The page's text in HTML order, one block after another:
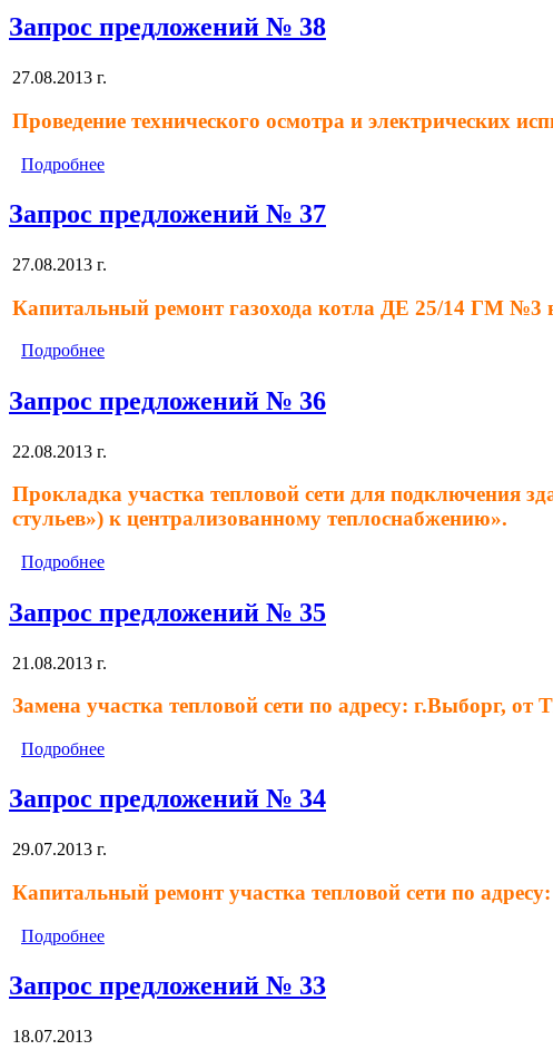
Запрос предложений № 38
27.08.2013 г.
Проведение технического осмотра и электрических
Подробнее
Запрос предложений № 37
27.08.2013 г.
Капитальный ремонт газохода котла ДЕ 25/14 ГМ №3
Подробнее
Запрос предложений № 36
22.08.2013 г.
Прокладка участка тепловой сети для подключения
стульев») к централизованному теплоснабжению».
Подробнее
Запрос предложений № 35
21.08.2013 г.
Замена участка тепловой сети по адресу: г.Выборг,
Подробнее
Запрос предложений № 34
29.07.2013 г.
Капитальный ремонт участка тепловой сети по
Подробнее
Запрос предложений № 33
18.07.2013